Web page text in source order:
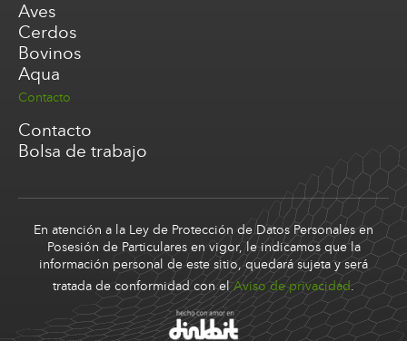
Aves
Cerdos
Bovinos
Aqua
Contacto
Contacto
Bolsa de trabajo
En atención a la Ley de Protección de Datos Personales en
Posesión de Particulares en vigor, le indicamos que la
información personal de este sitio, quedará sujeta y será
tratada de conformidad con el Aviso de privacidad.